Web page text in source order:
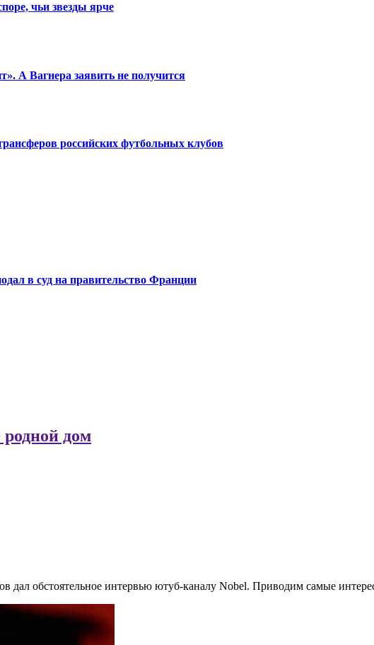
чьи звезды ярче
А Вагнера заявить не получится
российских футбольных клубов
в суд на правительство Франции
дом
дал обстоятельное интервью ютуб-каналу Nobel. Приводим самые